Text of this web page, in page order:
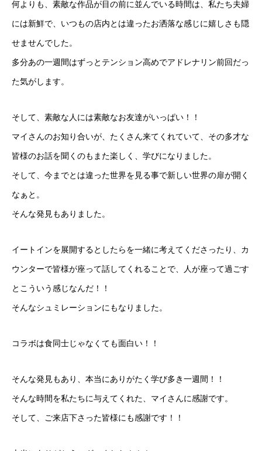
何よりも、素敵な作品が目の前に並んでいる時間は、私たち夫婦
には新鮮で、いつもの店内とは違ったお洒落な感じに嬉しさも隠
せませんでした。
多分あの一週間はずっとテンション高めでアドレナリン前回だっ
た気がします。
そして、素敵な人には素敵なお友達がいっぱい！！
マイさんのお知り合いが、たくさん来てくれていて、その多才な
皆様のお話を聞くのもまた楽しく、学びになりました。
そして、今までとは違った世界を見る事で新しい世界の扉が開く
なぁと。
そんな発見もありました。
イートインを展開するとしたらを一緒に考えてくださったり、カ
ウンターで皆様が座って話してくれることで、人が座って過ごす
とこういう感じなんだ！！
そんなシュミレーションにもなりました。
コラボは食同士じゃなくても面白い！！
そんな発見もあり、本当にありがたく学び多き一週間！！
そんな時間を私たちに与えてくれた、マイさんに感謝です。
そして、ご来店下さった皆様にも感謝です！！